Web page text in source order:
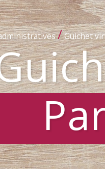
/Guichet